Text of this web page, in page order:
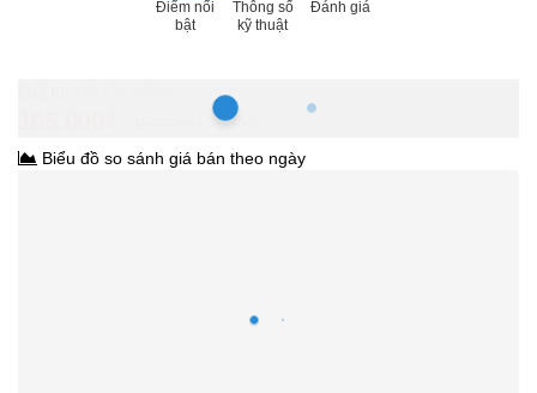
Điểm nổi
bật
Thông số
kỹ thuật
Đánh giá
-30%
Biểu đồ so sánh giá bán theo ngày